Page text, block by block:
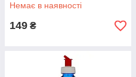
Немає в наявності
149 ₴